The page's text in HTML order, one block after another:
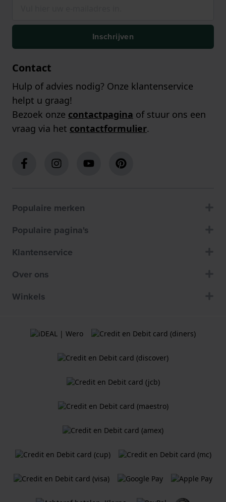
Inschrijven
Contact
Hulp of advies nodig? Onze klantenservice
helpt u graag!
Bezoek onze contactpagina of stuur ons een
vraag via het contactformulier.
Populaire merken
Populaire pagina's
Klantenservice
Over ons
Winkels